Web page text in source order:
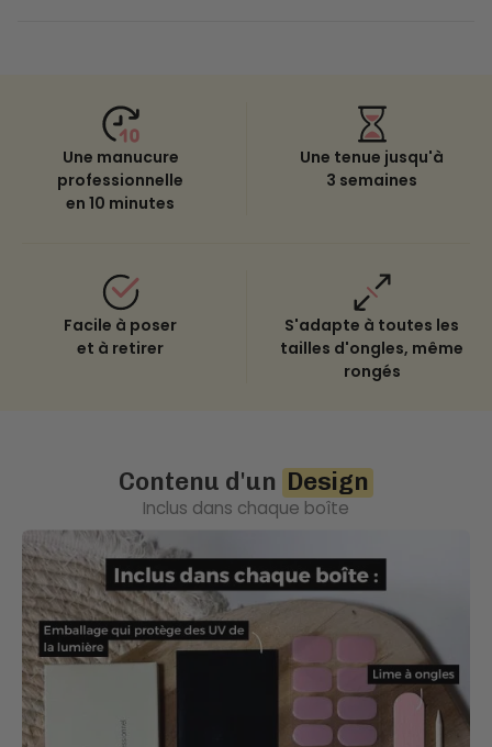
Une manucure
professionnelle
en 10 minutes
Une tenue jusqu'à
3 semaines
Facile à poser
et à retirer
S'adapte à toutes les
tailles d'ongles, même
rongés
Contenu d'un Design
Inclus dans chaque boîte